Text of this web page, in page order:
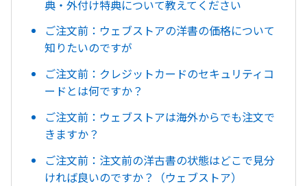
典・外付け特典について教えてください
ご注文前：ウェブストアの洋書の価格について
知りたいのですが
ご注文前：クレジットカードのセキュリティコ
ードとは何ですか？
ご注文前：ウェブストアは海外からでも注文で
きますか？
ご注文前：注文前の洋古書の状態はどこで見分
ければ良いのですか？（ウェブストア）